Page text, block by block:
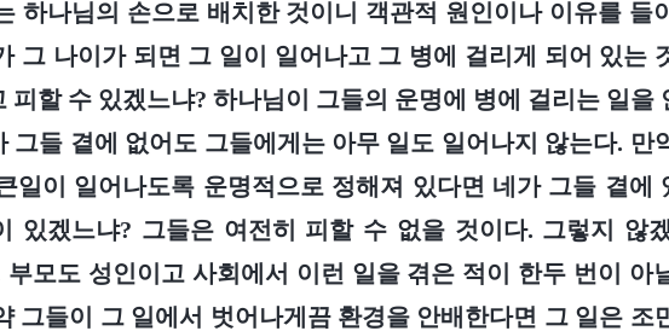
하나님의 손으로 배치한 것이니 객관적 원인이나 이유를 들
그 나이가 되면 그 일이 일어나고 그 병에 걸리게 되어 있는
피할 수 있겠느냐? 하나님이 그들의 운명에 병에 걸리는 일을
그들 곁에 없어도 그들에게는 아무 일도 일어나지 않는다. 만
일이 일어나도록 운명적으로 정해져 있다면 네가 그들 곁에
있겠느냐? 그들은 여전히 피할 수 없을 것이다. 그렇지 않
모도 성인이고 사회에서 이런 일을 겪은 적이 한두 번이 아
그들이 그 일에서 벗어나게끔 환경을 안배한다면 그 일은 조